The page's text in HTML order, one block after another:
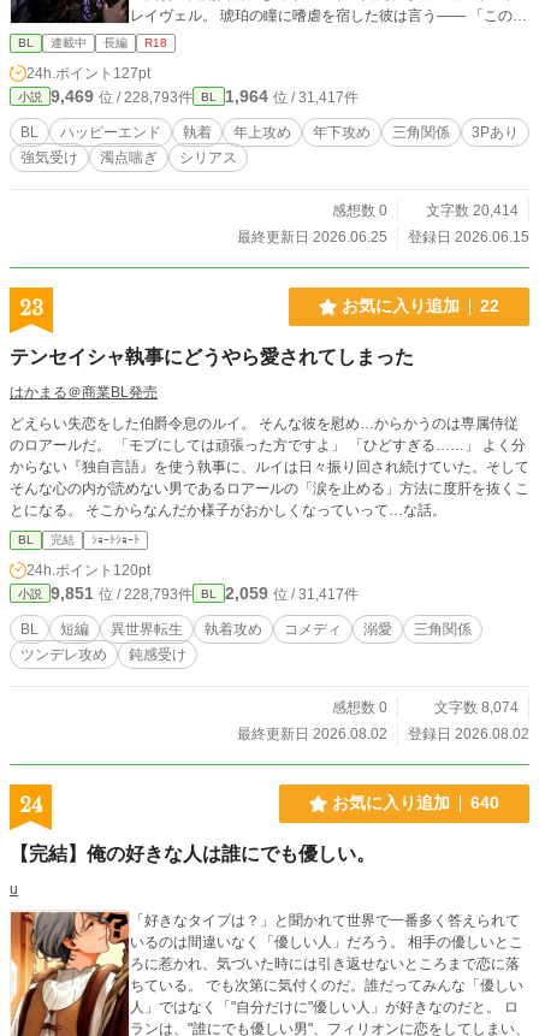
レイヴェル。 琥珀の瞳に嗜虐を宿した彼は言う―― 「この才
を捨てるには惜しい。故に、我が手で飼い慣らそう」 没落し
た公爵家の天才青年は、失われた家を取り戻すため、軍参謀
として成り上がる。 耽美と背徳の物語が、冷たい鎖と熱い口
づけの中で幕を開ける。 ＿＿＿ ※本作は、以前公開していた
旧版の内容を再構成・加筆修正した完全版です。 ※旧版とは
展開・描写が一部異なります。
BL 連載中 長編 R18
24h.ポイント 127pt
小説 9,469 位 / 228,793件 BL 1,964 位 / 31,417件
BL ハッピーエンド 執着 年上攻め 年下攻め 三角関係
3Pあり
強気受け
濁点喘ぎ シリアス
感想数 0
文字数 20,414
最終更新日 2026.06.25
登録日 2026.06.15
23 お気に入り追加 22
テンセイシャ執事にどうやら愛されてしまった
はかまる＠商業BL発売
どえらい失恋をした伯爵令息のルイ。 そんな彼を慰め…からかうのは専属侍従
のロアールだ。 「モブにしては頑張った方ですよ」 「ひどすぎる……」 よく分
からない『独自言語』を使う執事に、ルイは日々振り回され続けていた。そして
そんな心の内が読めない男であるロアールの「涙を止める」方法に度肝を抜くこ
とになる。 そこからなんだか様子がおかしくなっていって…な話。
BL 完結 ｼｮｰﾄｼｮｰﾄ
24h.ポイント 120pt
小説 9,851 位 / 228,793件 BL 2,059 位 / 31,417件
BL 短編 異世界転生 執着攻め コメディ 溺愛
三角関係
ツンデレ攻め
鈍感受け
感想数 0
文字数 8,074
最終更新日 2026.08.02
登録日 2026.08.02
24 お気に入り追加 640
【完結】俺の好きな人は誰にでも優しい。
u
「好きなタイプは？」と聞かれて世界で一番多く答えられて
いるのは間違いなく「優しい人」だろう。 相手の優しいとこ
ろに惹かれ、気づいた時には引き返せないところまで恋に落
ちている。 でも次第に気付くのだ。誰だってみんな「優しい
人」ではなく「"自分だけに"優しい人」が好きなのだと。 ロ
ランは、"誰にでも優しい男"、フィリオンに恋をしてしまい、